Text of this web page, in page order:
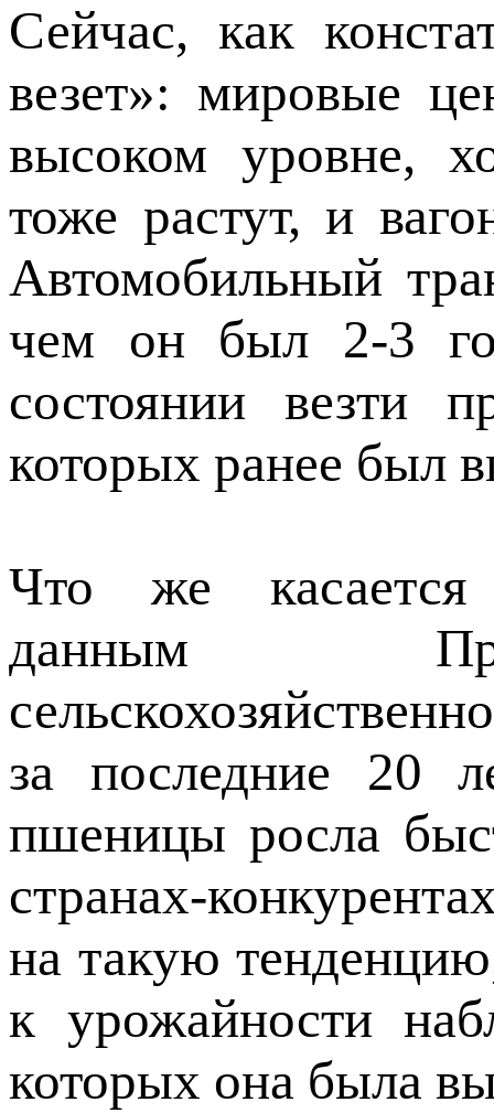
Сейчас, как
везет»: мировые
высоком уровне,
тоже растут, и
Автомобильный
чем он был 2-3
состоянии везти
которых ранее был
Что же касается
данным
за последние 20
пшеницы росла
странах-
на такую
к урожайности
которых она была